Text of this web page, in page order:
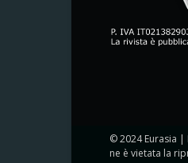
© 2024 Eurasia
ne è vietata la